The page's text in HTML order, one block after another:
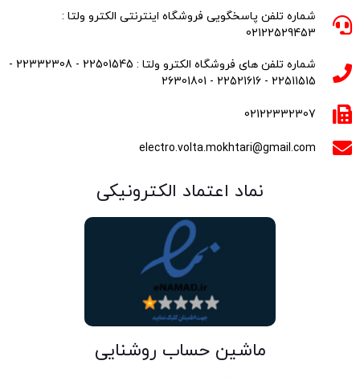
شماره تلفن پاسخگویی فروشگاه اینترنتی الکترو ولتا :
02122529453
شماره تلفن های فروشگاه الکترو ولتا : 22501545 - 22332308 -
22511515 - 22521616 - 26301801
02122332307
electro.volta.mokhtari@gmail.com
نماد اعتماد الکترونیکی
ماشین حساب روشنایی